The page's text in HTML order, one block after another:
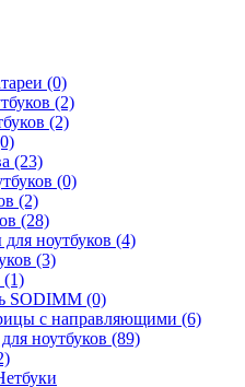
(0)
(2)
(2)
(23)
(0)
(2)
(28)
ноутбуков (4)
(3)
(1)
SODIMM (0)
с направляющими (6)
ноутбуков (89)